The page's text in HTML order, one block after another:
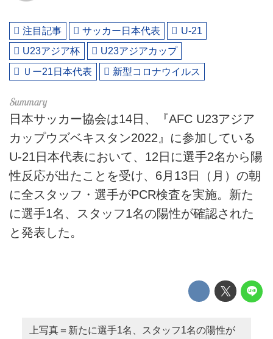
注目記事 サッカー日本代表
U-21
U23アジア杯
U23アジアカップ
Ｕー21日本代表
新型コロナウイルス
日本サッカー協会は14日、『AFC U23アジア
カップウズベキスタン2022』に参加している
U-21日本代表において、12日に選手2名から陽
性反応が出たことを受け、6月13日（月）の朝
に全スタッフ・選手がPCR検査を実施。新た
に選手1名、スタッフ1名の陽性が確認された
と発表した。
上写真＝新たに選手1名、スタッフ1名の陽性が